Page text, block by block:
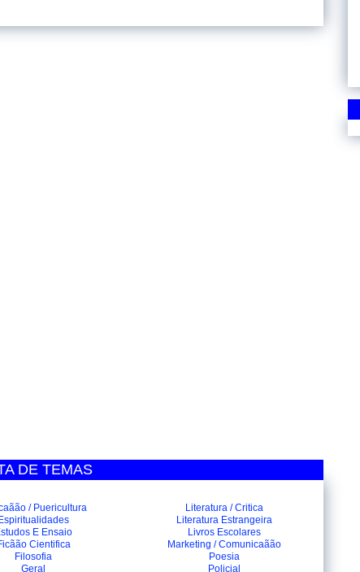
DE TEMAS
/ Puericultura
Espiritualidades
E Ensaio
Cientifica
Filosofia
Geral
Literatura / Critica
Literatura Estrangeira
Livros Escolares
Marketing / Comunicaãão
Poesia
Policial